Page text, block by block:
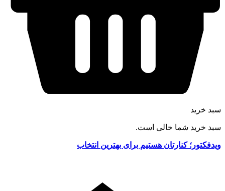
سبد خرید
سبد خرید شما خالی است.
ویدفکتور؛ کنارتان هستیم برای بهترین انتخاب